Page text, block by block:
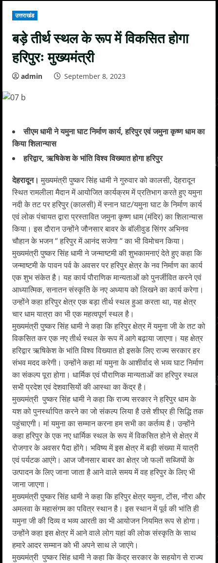
उत्तराखंड
बड़े तीर्थ स्थल के रूप में विकसित होगा
हरिपुरः मुख्यमंत्री
admin September 8, 2023
सीएम धामी ने यमुना घाट निर्माण कार्य, हरिपुर एवं जमुना कृष्ण धामका
किया शिलान्यास
हरिद्वार, ऋषिकेश के भांति विश्व विख्यात होगा हरिपुर
देहरादून। मुख्यमंत्री पुष्कर सिंह धामी ने गुरुवार को कालसी, देहरादून
स्थित रामलीला मैदान में आयोजित कार्यक्रम में प्रतिभाग करते हुए यमुना
नदी के तट पर हरिपुर (कालसी) में स्नान घाट/यमुना घाट के निर्माण कार्य
एवं लोक पंचायत द्वारा प्रस्तावित जमुना कृष्ण धाम (मंदिर) का शिलान्यास
किया। इस दौरान उन्होंने जौनसार बावर के बॉलीवुड सिंगर अभिनव
चौहान के भजन “ हरिपुर में आनंद सजेगा “ का भी विमोचन किया।
मुख्यमंत्री पुष्कर सिंह धामी ने जन्माष्टमी की शुभकामनाएं देते हुए कहा कि
जन्माष्टमी के पावन पर्व के अवसर पर हरिपुर क्षेत्र के नव निर्माण का कार्य
एक शुभ संकेत है। यह कार्य पौराणिक मान्यताओं को पुनर्जीवित करने एवं
आध्यात्मिक, सनातन संस्कृति के नए अध्याय को लिखने का कार्य करेगा।
उन्होंने कहा हरिपुर क्षेत्र एक बड़ा तीर्थ स्थल हुआ करता था, यह क्षेत्र
चार धाम यात्रा का भी एक महत्वपूर्ण स्थल है।
मुख्यमंत्री पुष्कर सिंह धामी ने कहा कि हरिपुर क्षेत्र में यमुना जी के तट को
विकसित कर एक नए तीर्थ स्थल के रूप में आगे बढ़ाया जाएगा। यह क्षेत्र
हरिद्वार ऋषिकेश के भांति विश्व विख्यात हो इसके लिए राज्य सरकार हर
संभव मदद करेगी। उन्होंने कहा मां यमुना के आशीर्वाद से भव्य घाट निर्माण
का संकल्प पूरा होगा। धार्मिक एवं पौराणिक मान्यताओं का हरिपुर स्थल
सभी प्रदेश एवं देशवासियों की आस्था का केंद्र है।
मुख्यमंत्री पुष्कर सिंह धामी ने कहा कि राज्य सरकार ने हरिपुर धाम के
यश को पुनर्स्थापित करने का जो संकल्प लिया है उसे शीघ्र ही सिद्धि तक
पहुंचाएगी। मां यमुना का सम्मान करना हम सभी का कर्तव्य है। उन्होंने
कहा हरिपुर के एक नए धार्मिक स्थल के रूप में विकसित होने से क्षेत्र में
रोजगार के अवसर पैदा होंगे। भविष्य में इस क्षेत्र में बड़ी संख्या में यात्री
एवं पर्यटक आएंगे। आज जौनसार बाबर का क्षेत्र जो फलों सब्जियों के
उत्पादन के लिए जाना जाता है आने वाले समय में वह हरिपुर के लिए भी
जाना जाएगा।
मुख्यमंत्री पुष्कर सिंह धामी ने कहा कि हरिपुर क्षेत्र यमुना, टोंस, नौरा और
अमलवा के महासंगम का पवित्र स्थान है। इस स्थान में पूर्व की भांति ही
यमुना जी की दिव्य व भव्य आरती का भी आयोजन नियमित रूप से होगा।
उन्होंने कहा इस क्षेत्र में आने वाले लोग यहां की लोक संस्कृति के साथ
हमारे आदर सम्मान को भी अपने साथ ले जाएंगे।
मुख्यमंत्री पुष्कर सिंह धामी ने कहा कि केंद्र सरकार के सहयोग से राज्य